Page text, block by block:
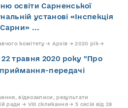
освіти Сарненської
установі «Інспекція
Сарни» ...
комітету → Архів → 2020 рік →
22 травня 2020 року "Про
передачі
відеозаписи, результати
ради → VIII скликання → 5 сесія від 28